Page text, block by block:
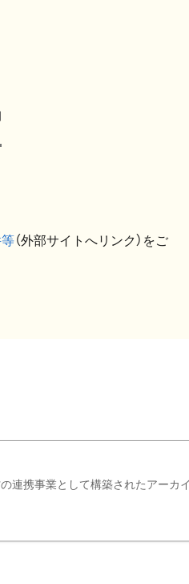
（外部サイトへリンク）をご
連携事業として構築されたアーカ